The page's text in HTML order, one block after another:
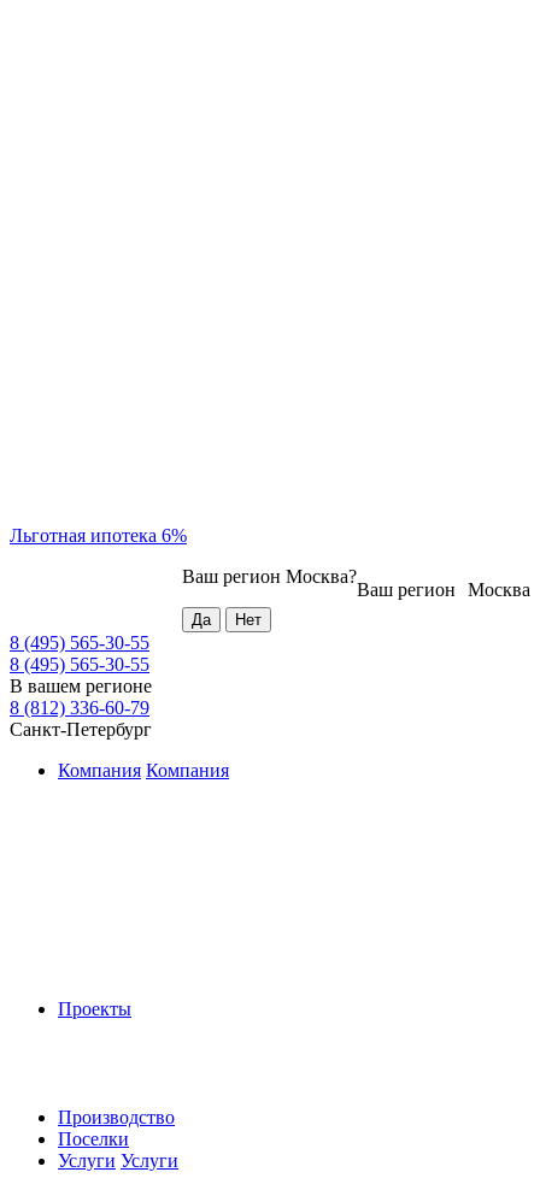
Льготная ипотека 6%
Москва
Ваш регион
Ваш регион Москва?
8 (495) 565-30-55
8 (495) 565-30-55
В вашем регионе
8 (812) 336-60-79
Санкт-Петербург
Компания Компания
Проекты
Производство
Поселки
Услуги Услуги